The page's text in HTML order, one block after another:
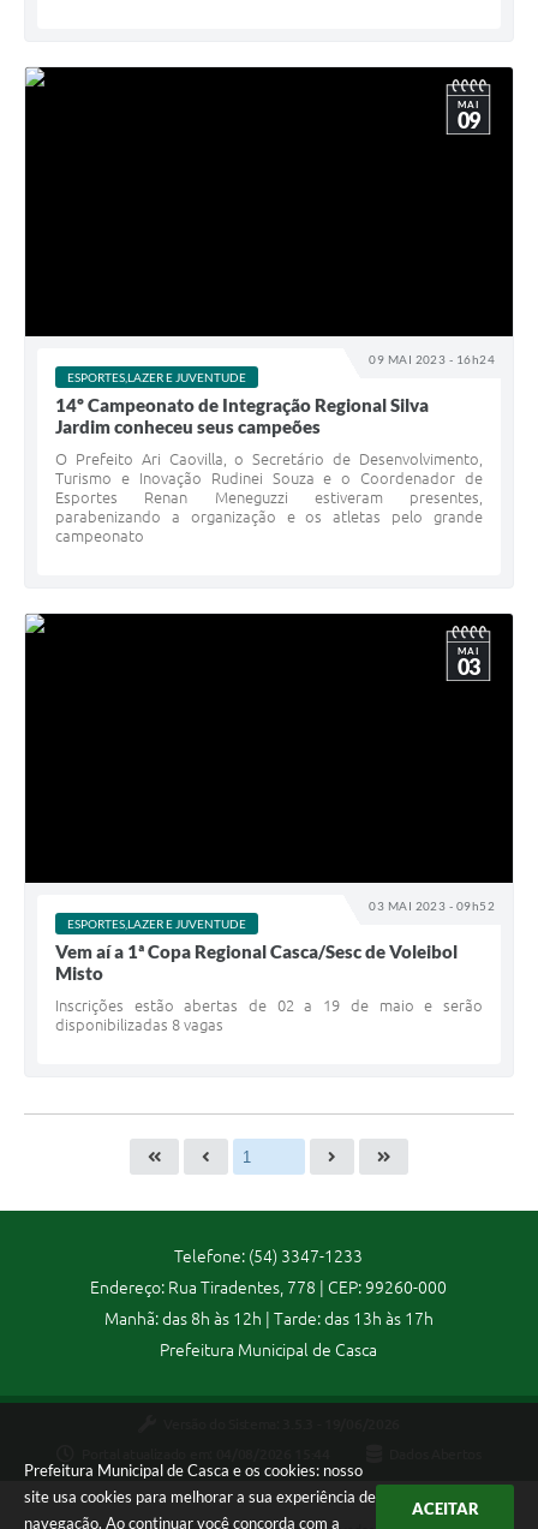
Prefeitura Municipal de Casca e os cookies: nosso
site usa cookies para melhorar a sua experiência de
navegação. Ao continuar você concorda com a
ACEITAR
09 MAI 2023 - 16h24
MAI
09
ESPORTES,LAZER E JUVENTUDE
14º Campeonato de Integração Regional Silva
Jardim conheceu seus campeões
O Prefeito Ari Caovilla, o Secretário de Desenvolvimento,
Turismo e Inovação Rudinei Souza e o Coordenador de
Esportes Renan Meneguzzi estiveram presentes,
parabenizando a organização e os atletas pelo grande
campeonato
03 MAI 2023 - 09h52
MAI
03
ESPORTES,LAZER E JUVENTUDE
Vem aí a 1ª Copa Regional Casca/Sesc de Voleibol
Misto
Inscrições estão abertas de 02 a 19 de maio e serão
disponibilizadas 8 vagas
Telefone: (54) 3347-1233
Endereço: Rua Tiradentes, 778 | CEP: 99260-000
Manhã: das 8h às 12h | Tarde: das 13h às 17h
Prefeitura Municipal de Casca